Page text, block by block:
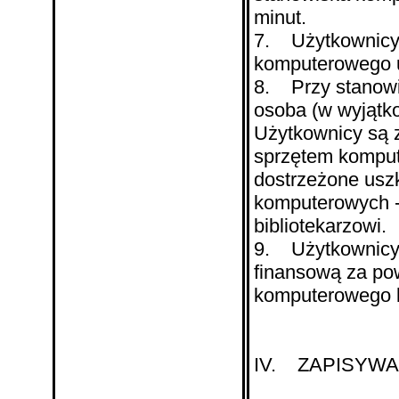
minut.
7. Użytkownicy
komputerowego
8. Przy
osoba (w
Użytkownicy są
sprzętem
dostrzeżone
komputerowych
bibliotekarzowi.
9. Użytkownicy
finansową za
komputerowego
IV.